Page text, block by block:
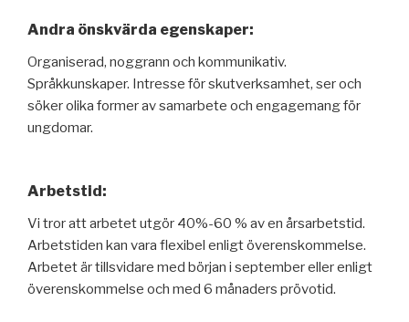
Andra önskvärda egenskaper:
Organiserad, noggrann och kommunikativ.
Språkkunskaper. Intresse för skutverksamhet, ser och
söker olika former av samarbete och engagemang för
ungdomar.
Arbetstid:
Vi tror att arbetet utgör 40%-60 % av en årsarbetstid.
Arbetstiden kan vara flexibel enligt överenskommelse.
Arbetet är tillsvidare med början i september eller enligt
överenskommelse och med 6 månaders prövotid.